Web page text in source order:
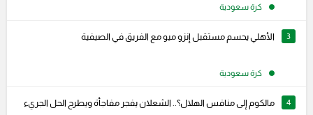
كرة سعودية
3 الأهلي يحسم مستقبل إنزو ميو مع الفريق في الصيفية
كرة سعودية
4 مالكوم إلى منافس الهلال؟.. الشعلان يفجر مفاجأة ويطرح الحل الجريء